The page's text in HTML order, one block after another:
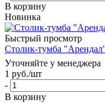
В корзину
Новинка
Быстрый просмотр
Столик-тумба
Уточняйте у менеджера
1 руб./шт
-
В корзину